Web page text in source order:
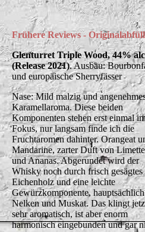
Frühere Reviews -
Glenturret Triple Wood, 44%
(Release 2021). Ausbau:
und europäische Sherryfässer
Nase: Mild malzig und
Karamellaroma. Diese beiden
Komponenten stehen erst einmal
Fokus, nur langsam finde ich die
Fruchtaromen dahinter. Orangeat
Mandarine, zarter Duft von
und Ananas. Abgerundet wird der
Whisky noch durch frisch gesägtes
Eichenholz und eine leichte
Gewürzkomponente, hauptsächlich
Nelken und Muskat. Das klingt
sehr aromatisch, ist aber enorm
harmonisch eingebunden und gar